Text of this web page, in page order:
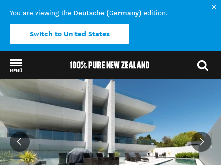
You are viewing the Deutsche (Germany) edition.
Switch to United States
MENÜ
Back to my results